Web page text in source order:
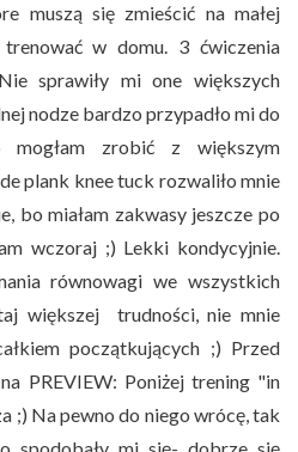
muszą się zmieścić na małej
w domu. 3 ćwiczenia
sprawiły mi one większych
nodze bardzo przypadło mi do
mogłam zrobić z większym
plank knee tuck rozwaliło mnie
bo miałam zakwasy jeszcze po
wczoraj ;) Lekki kondycyjnie.
równowagi we wszystkich
większej trudności, nie mnie
początkujących ;) Przed
PREVIEW: Poniżej trening "in
;) Na pewno do niego wrócę, tak